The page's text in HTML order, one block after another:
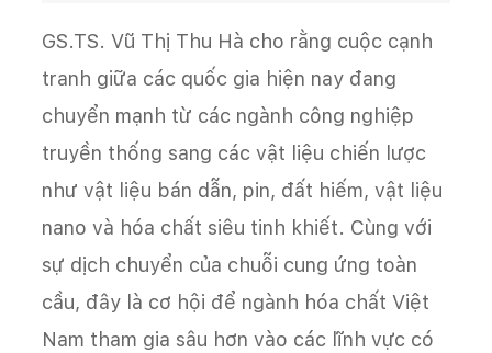
GS.TS. Vũ Thị Thu Hà cho rằng cuộc cạnh
tranh giữa các quốc gia hiện nay đang
chuyển mạnh từ các ngành công nghiệp
truyền thống sang các vật liệu chiến lược
như vật liệu bán dẫn, pin, đất hiếm, vật liệu
nano và hóa chất siêu tinh khiết. Cùng với
sự dịch chuyển của chuỗi cung ứng toàn
cầu, đây là cơ hội để ngành hóa chất Việt
Nam tham gia sâu hơn vào các lĩnh vực có